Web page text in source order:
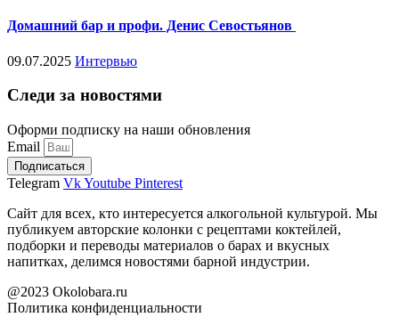
Домашний бар и профи. Денис Севостьянов
09.07.2025 Интервью
Следи за новостями
Оформи подписку на наши обновления
Email
Подписаться
Telegram VkYoutube Pinterest
Сайт для всех, кто интересуется алкогольной культурой. Мы
публикуем авторские колонки с рецептами коктейлей,
подборки и переводы материалов о барах и вкусных
напитках, делимся новостями барной индустрии.
@2023 Okolobara.ru
Политика конфиденциальности